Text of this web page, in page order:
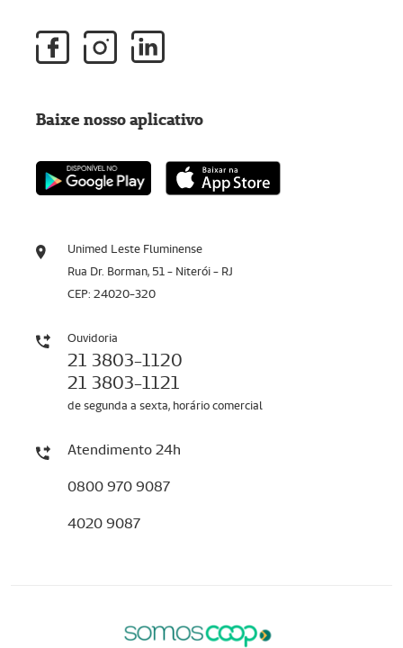
Unimed Leste Fluminense
Rua Dr. Borman, 51 - Niterói - RJ
CEP: 24020-320
Ouvidoria
21 3803-1120
21 3803-1121
de segunda a sexta, horário comercial
Atendimento 24h
0800 970 9087
4020 9087
Baixe nosso aplicativo